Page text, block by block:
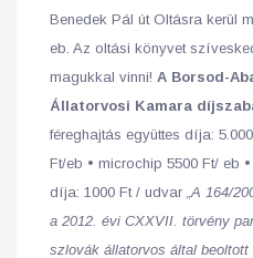
Benedek Pál út Oltásra kerül
eb. Az oltási könyvet
magukkal vinni! A Borsod-
Állatorvosi Kamara
féreghajtás együttes díja:
Ft/eb • microchip 5500 Ft/ eb
díja: 1000 Ft / udvar „A 164/
a 2012. évi CXXVII. törvény
szlovák állatorvos által